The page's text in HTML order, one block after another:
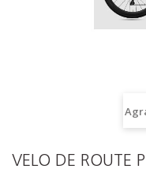
VELO DE ROUTE